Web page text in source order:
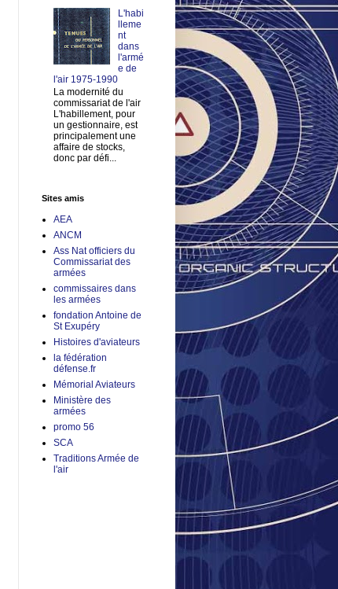
L'habi
lleme
nt
dans
l'armé
e de
l'air 1975-1990
La modernité du
commissariat de l'air
L'habillement, pour
un gestionnaire, est
principalement une
affaire de stocks,
donc par défi...
Sites amis
AEA
ANCM
Ass Nat officiers du
Commissariat des
armées
commissaires dans
les armées
fondation Antoine de
St Exupéry
Histoires d'aviateurs
la fédération
défense.fr
Mémorial Aviateurs
Ministère des
armées
promo 56
SCA
Traditions Armée de
l'air